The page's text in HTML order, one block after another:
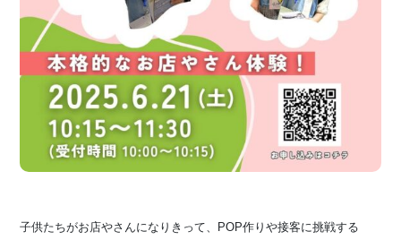
子供たちがお店やさんになりきって、POP作りや接客に挑戦する